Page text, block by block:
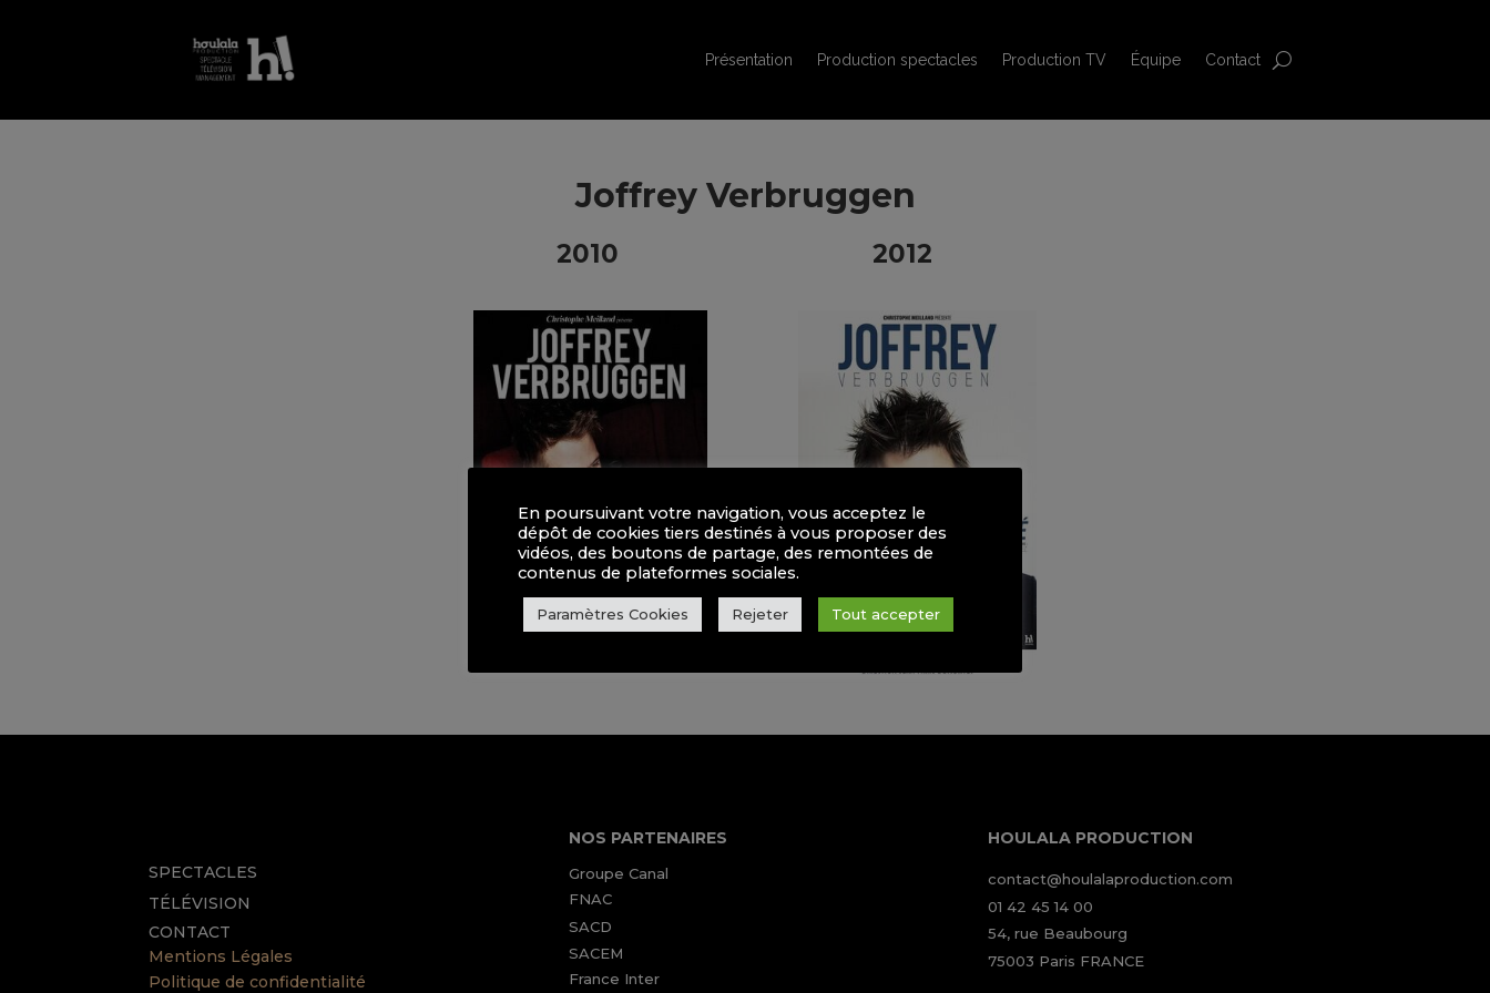
Présentation Production spectacles Production TV Équipe Contact
Joffrey Verbruggen
2010 2012
SPECTACLES
TÉLÉVISION
CONTACT
Mentions Légales
Politique de confidentialité
NOS PARTENAIRES
Groupe Canal
FNAC
SACD
SACEM
France Inter
HOULALA PRODUCTION
contact@houlalaproduction.com
01 42 45 14 00
54, rue Beaubourg
75003 Paris FRANCE
En poursuivant votre navigation, vous acceptez le
dépôt de cookies tiers destinés à vous proposer des
vidéos, des boutons de partage, des remontées de
contenus de plateformes sociales.
Paramètres Cookies Rejeter Tout accepter